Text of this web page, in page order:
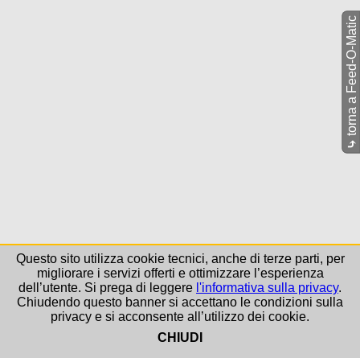
⤷
torna a Feed-O-Matic
Questo sito utilizza cookie tecnici, anche di terze parti, per
migliorare i servizi offerti e ottimizzare l’esperienza
dell’utente. Si prega di leggere l'informativa sulla privacy.
Chiudendo questo banner si accettano le condizioni sulla
privacy e si acconsente all’utilizzo dei cookie.
CHIUDI